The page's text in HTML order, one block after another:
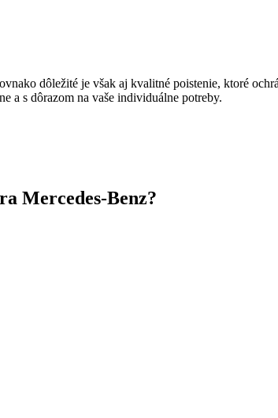
dôležité je však aj kvalitné poistenie, ktoré
a s dôrazom na vaše individuálne potreby.
Mercedes-Benz?